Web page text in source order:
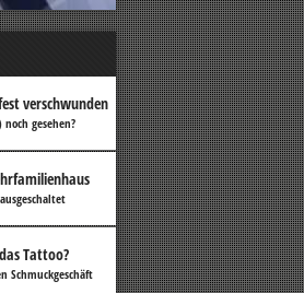
verschwunden
gesehen?
Tattoo?
Schmuckgeschäft